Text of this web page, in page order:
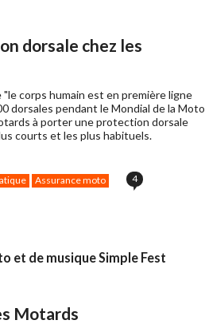
dorsale chez les
corps humain est en première ligne
dorsales pendant le Mondial de la Moto
à porter une protection dorsale
courts et les plus habituels.
Assurance moto 4
et de musique Simple Fest
Motards